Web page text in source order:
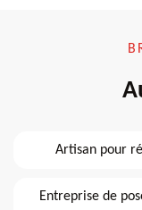
Artisan pour
Entreprise de